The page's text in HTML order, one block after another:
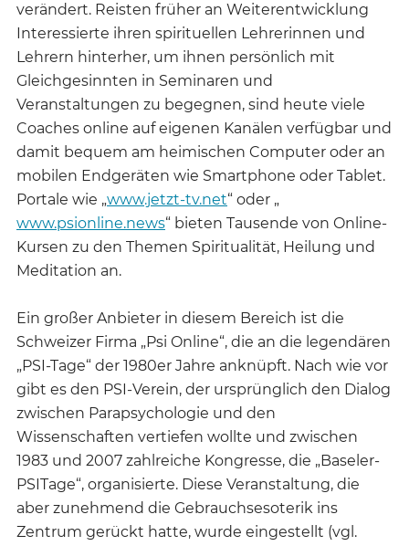
verändert. Reisten früher an Weiterentwicklung
Interessierte ihren spirituellen Lehrerinnen und
Lehrern hinterher, um ihnen persönlich mit
Gleichgesinnten in Seminaren und
Veranstaltungen zu begegnen, sind heute viele
Coaches online auf eigenen Kanälen verfügbar und
damit bequem am heimischen Computer oder an
mobilen Endgeräten wie Smartphone oder Tablet.
Portale wie „www.jetzt-tv.net“ oder „
www.psionline.news“ bieten Tausende von Online-
Kursen zu den Themen Spiritualität, Heilung und
Meditation an.
Ein großer Anbieter in diesem Bereich ist die
Schweizer Firma „Psi Online“, die an die legendären
„PSI-Tage“ der 1980er Jahre anknüpft. Nach wie vor
gibt es den PSI-Verein, der ursprünglich den Dialog
zwischen Parapsychologie und den
Wissenschaften vertiefen wollte und zwischen
1983 und 2007 zahlreiche Kongresse, die „Baseler-
PSITage“, organisierte. Diese Veranstaltung, die
aber zunehmend die Gebrauchsesoterik ins
Zentrum gerückt hatte, wurde eingestellt (vgl.